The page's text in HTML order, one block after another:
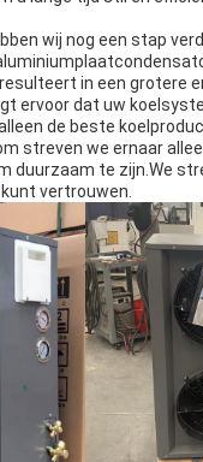
wij nog een stap
in een grotere
ervoor dat uw
de beste
streven we ernaar
duurzaam te zijn.We
vertrouwen.